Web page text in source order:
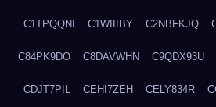
C1TPQQNI C1WIIIBY C2NBFKJQ
C84PK9DO C8DAVWHN C9QDX93U
CDJT7PIL CEHI7ZEH CELY834R